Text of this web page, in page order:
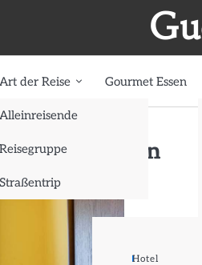
Art der Reise
Alleinreisende
Reisegruppe
Straßentrip
Gourmet Essen
Wiesbaden
Hotel